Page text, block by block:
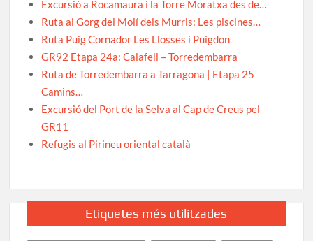
Excursió a Rocamaura i la Torre Moratxa des de…
Ruta al Gorg del Molí dels Murris: Les piscines…
Ruta Puig Cornador Les Llosses i Puigdon
GR92 Etapa 24a: Calafell – Torredembarra
Ruta de Torredembarra a Tarragona | Etapa 25
Camins…
Excursió del Port de la Selva al Cap de Creus pel
GR11
Refugis al Pirineu oriental català
Etiquetes més utilitzades